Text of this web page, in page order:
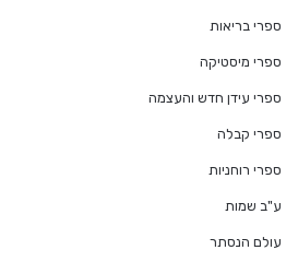
ספרי בריאות
ספרי מיסטיקה
ספרי עידן חדש והעצמה
ספרי קבלה
ספרי רוחניות
ע"ב שמות
עולם הנסתר